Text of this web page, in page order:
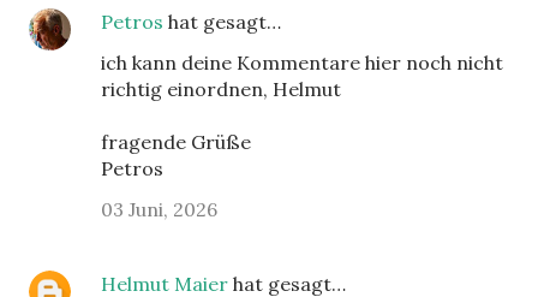
Petros hat gesagt…
ich kann deine Kommentare hier noch nicht
richtig einordnen, Helmut
fragende Grüße
Petros
03 Juni, 2026
Helmut Maier hat gesagt…